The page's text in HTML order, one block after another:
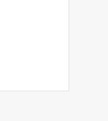
de kracht van